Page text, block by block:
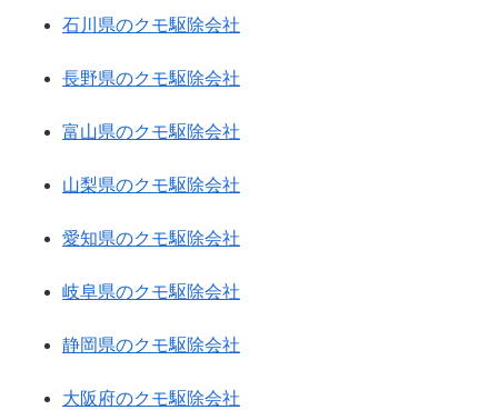
石川県のクモ駆除会社
長野県のクモ駆除会社
富山県のクモ駆除会社
山梨県のクモ駆除会社
愛知県のクモ駆除会社
岐阜県のクモ駆除会社
静岡県のクモ駆除会社
大阪府のクモ駆除会社